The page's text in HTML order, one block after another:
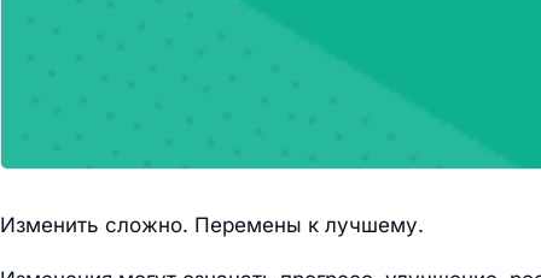
Изменить сложно. Перемены к лучшему.